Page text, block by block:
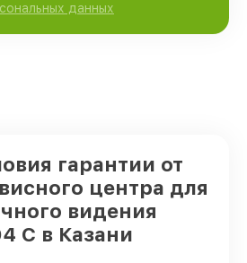
данных
гарантии от
центра для
видения
С в Казани